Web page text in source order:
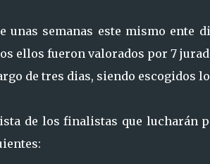
unas semanas este mismo ente
ellos fueron valorados por 7
de tres dias, siendo escogidos
de los finalistas que lucharán